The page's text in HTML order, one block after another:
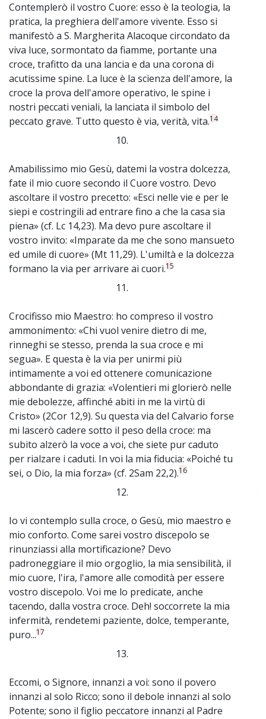
Contemplerò il vostro Cuore: esso è la teologia, la
pratica, la preghiera dell'amore vivente. Esso si
manifestò a S. Margherita Alacoque circondato da
viva luce, sormontato da fiamme, portante una
croce, trafitto da una lancia e da una corona di
acutissime spine. La luce è la scienza dell'amore, la
croce la prova dell'amore operativo, le spine i
nostri peccati veniali, la lanciata il simbolo del
peccato grave. Tutto questo è via, verità, vita.14
10.
Amabilissimo mio Gesù, datemi la vostra dolcezza,
fate il mio cuore secondo il Cuore vostro. Devo
ascoltare il vostro precetto: «Esci nelle vie e per le
siepi e costringili ad entrare fino a che la casa sia
piena» (cf. Lc 14,23). Ma devo pure ascoltare il
vostro invito: «Imparate da me che sono mansueto
ed umile di cuore» (Mt 11,29). L'umiltà e la dolcezza
formano la via per arrivare ai cuori.15
11.
Crocifisso mio Maestro: ho compreso il vostro
ammonimento: «Chi vuol venire dietro di me,
rinneghi se stesso, prenda la sua croce e mi
segua». E questa è la via per unirmi più
intimamente a voi ed ottenere comunicazione
abbondante di grazia: «Volentieri mi glorierò nelle
mie debolezze, affinché abiti in me la virtù di
Cristo» (2Cor 12,9). Su questa via del Calvario forse
mi lascerò cadere sotto il peso della croce: ma
subito alzerò la voce a voi, che siete pur caduto
per rialzare i caduti. In voi la mia fiducia: «Poiché tu
sei, o Dio, la mia forza» (cf. 2Sam 22,2).16
12.
Io vi contemplo sulla croce, o Gesù, mio maestro e
mio conforto. Come sarei vostro discepolo se
rinunziassi alla mortificazione? Devo
padroneggiare il mio orgoglio, la mia sensibilità, il
mio cuore, l'ira, l'amore alle comodità per essere
vostro discepolo. Voi me lo predicate, anche
tacendo, dalla vostra croce. Deh! soccorrete la mia
infermità, rendetemi paziente, dolce, temperante,
puro...17
13.
Eccomi, o Signore, innanzi a voi: sono il povero
innanzi al solo Ricco; sono il debole innanzi al solo
Potente; sono il figlio peccatore innanzi al Padre